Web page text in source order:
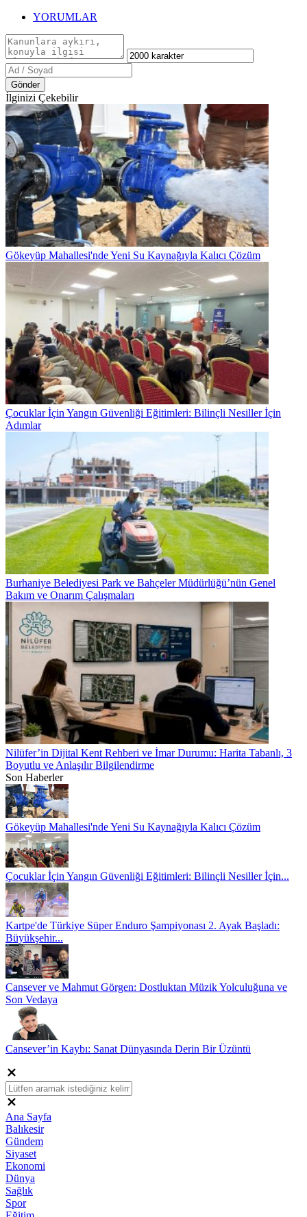
YORUMLAR
Gönder
İlginizi Çekebilir
Gökeyüp Mahallesi'nde Yeni Su Kaynağıyla Kalıcı Çözüm
Çocuklar İçin Yangın Güvenliği Eğitimleri: Bilinçli Nesiller İçin
Adımlar
Burhaniye Belediyesi Park ve Bahçeler Müdürlüğü’nün Genel
Bakım ve Onarım Çalışmaları
Nilüfer’in Dijital Kent Rehberi ve İmar Durumu: Harita Tabanlı, 3
Boyutlu ve Anlaşılır Bilgilendirme
Son Haberler
Gökeyüp Mahallesi'nde Yeni Su Kaynağıyla Kalıcı Çözüm
Çocuklar İçin Yangın Güvenliği Eğitimleri: Bilinçli Nesiller İçin...
Kartpe'de Türkiye Süper Enduro Şampiyonası 2. Ayak Başladı:
Büyükşehir...
Cansever ve Mahmut Görgen: Dostluktan Müzik Yolculuğuna ve
Son Vedaya
Cansever’in Kaybı: Sanat Dünyasında Derin Bir Üzüntü
Ana Sayfa
Balıkesir
Gündem
Siyaset
Ekonomi
Dünya
Sağlık
Spor